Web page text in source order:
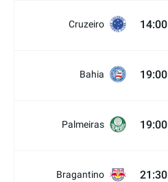
Cruzeiro 14:00
Bahia 19:00
Palmeiras 19:00
Bragantino 21:30